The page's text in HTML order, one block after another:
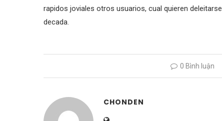
rapidos joviales otros usuarios, cual quieren
decada.
0 Bình luận
CHONDEN